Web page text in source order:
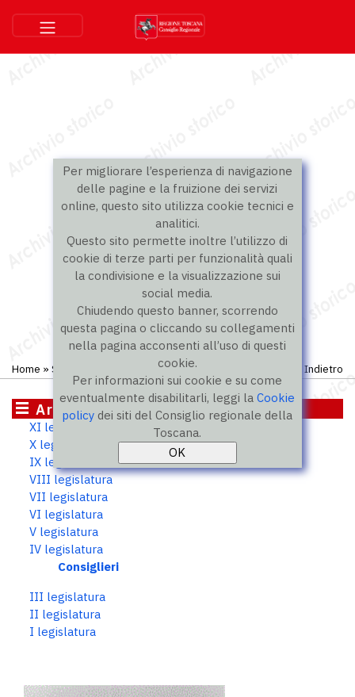
Per migliorare l’esperienza di navigazione
delle pagine e la fruizione dei servizi
online, questo sito utilizza cookie tecnici e
analitici.
Questo sito permette inoltre l’utilizzo di
cookie di terze parti per funzionalità quali
la condivisione e la visualizzazione sui
social media.
Chiudendo questo banner, scorrendo
questa pagina o cliccando su collegamenti
nella pagina acconsenti all’uso di questi
cookie.
Per informazioni sui cookie e su come
eventualmente disabilitarli, leggi laCookie
policy dei siti del Consiglio regionale della
Toscana.
Home » Storico IV legislatura»Consiglieri Indietro
Archivio storico
XI legislatura
X legislatura
IX legislatura
VIII legislatura
VII legislatura
VI legislatura
V legislatura
IV legislatura
Consiglieri
III legislatura
II legislatura
I legislatura